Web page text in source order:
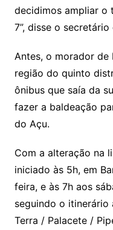
decidimos ampliar o
7”, disse o
Antes, o morador de
região do quinto
ônibus que saía da
fazer a baldeação
do Açu.
Com a alteração na
iniciado às 5h, em
feira, e às 7h aos
seguindo o itinerário
Terra / Palacete /